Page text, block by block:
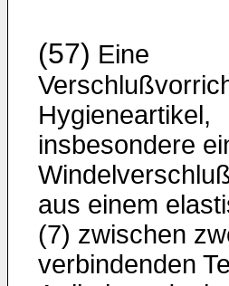
(57) Eine
Hygieneartikel,
insbesondere
aus einem
(7) zwischen
verbindenden